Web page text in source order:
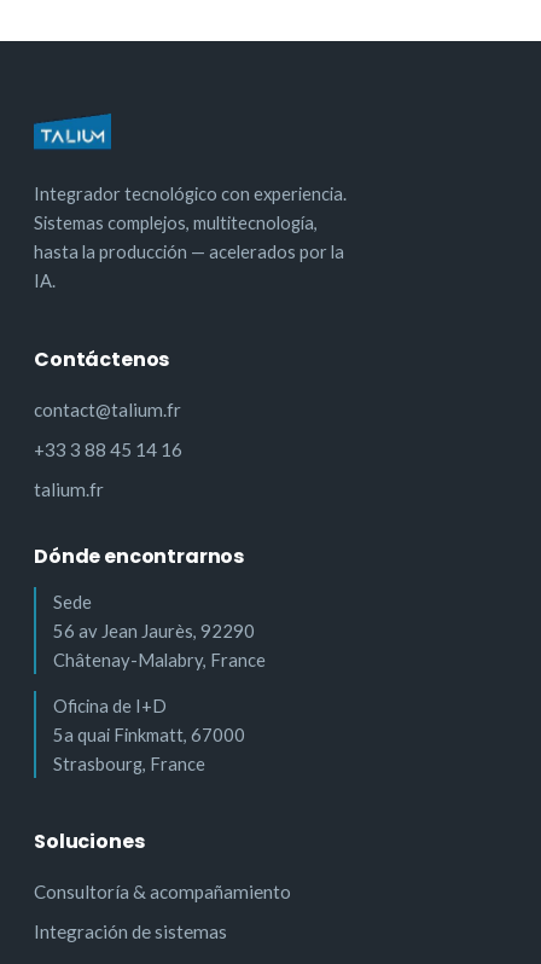
Integrador tecnológico con experiencia.
Sistemas complejos, multitecnología,
hasta la producción — acelerados por la
IA.
Contáctenos
contact@talium.fr
+33 3 88 45 14 16
talium.fr
Dónde encontrarnos
Sede
56 av Jean Jaurès, 92290
Châtenay-Malabry, France
Oficina de I+D
5a quai Finkmatt, 67000
Strasbourg, France
Soluciones
Consultoría & acompañamiento
Integración de sistemas